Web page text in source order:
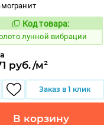
521885
Код товара:
лунной вибрации
руб./м²
Заказ в 1 клик
В корзину